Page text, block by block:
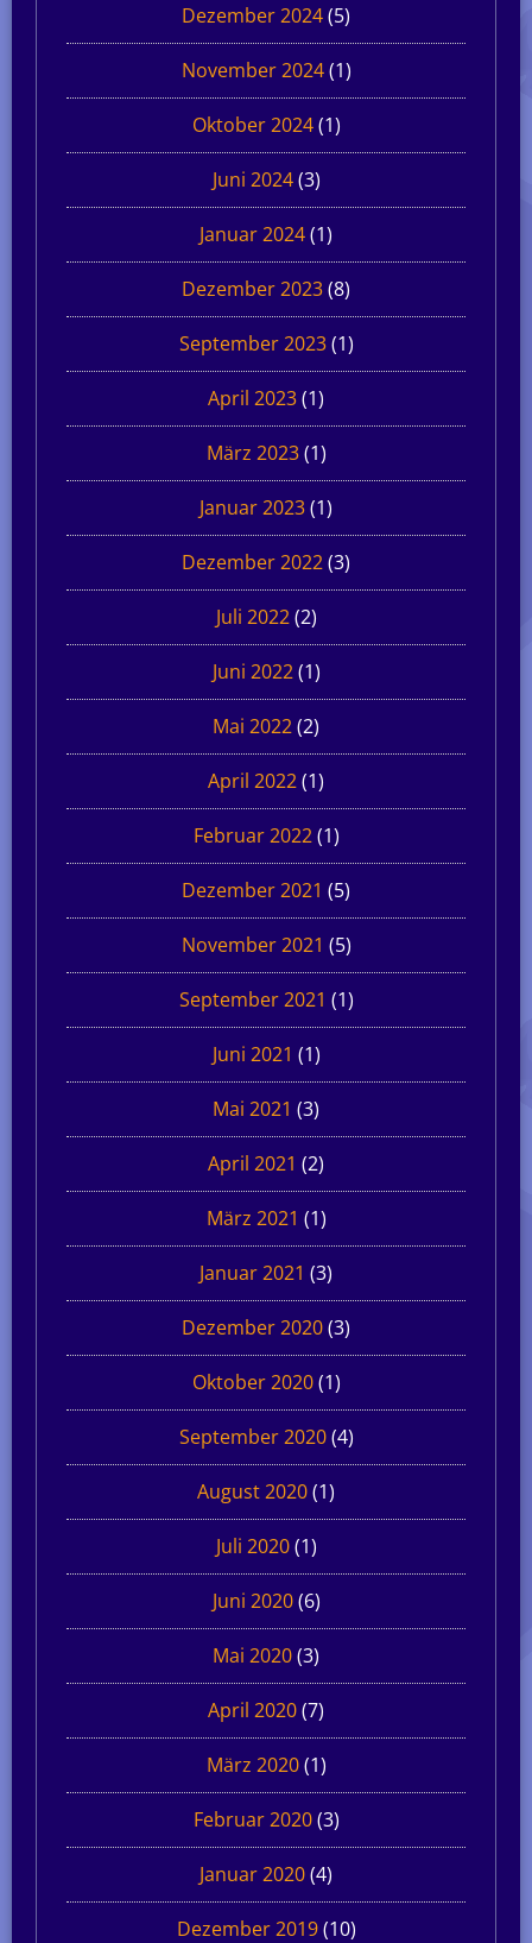
Dezember 2024(5)
November 2024(1)
Oktober 2024(1)
Juni 2024(3)
Januar 2024(1)
Dezember 2023(8)
September 2023(1)
April 2023(1)
März 2023(1)
Januar 2023(1)
Dezember 2022(3)
Juli 2022(2)
Juni 2022(1)
Mai 2022(2)
April 2022(1)
Februar 2022(1)
Dezember 2021 (5)
November 2021 (5)
September 2021 (1)
Juni 2021 (1)
Mai 2021 (3)
April 2021 (2)
März 2021 (1)
Januar 2021 (3)
Dezember 2020(3)
Oktober 2020(1)
September 2020(4)
August 2020(1)
Juli 2020(1)
Juni 2020(6)
Mai 2020(3)
April 2020(7)
März 2020(1)
Februar 2020(3)
Januar 2020(4)
Dezember 2019(10)